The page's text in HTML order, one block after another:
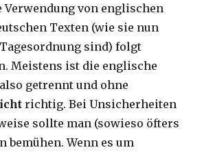
Verwendung von englischen
Texten (wie sie nun
sind) folgt
Meistens ist die englische
getrennt und ohne
richtig. Bei Unsicherheiten
sollte man (sowieso öfters
bemühen. Wenn es um